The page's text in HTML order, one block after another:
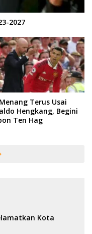
2027
Terus Usai
Hengkang, Begini
Ten Hag
Kota